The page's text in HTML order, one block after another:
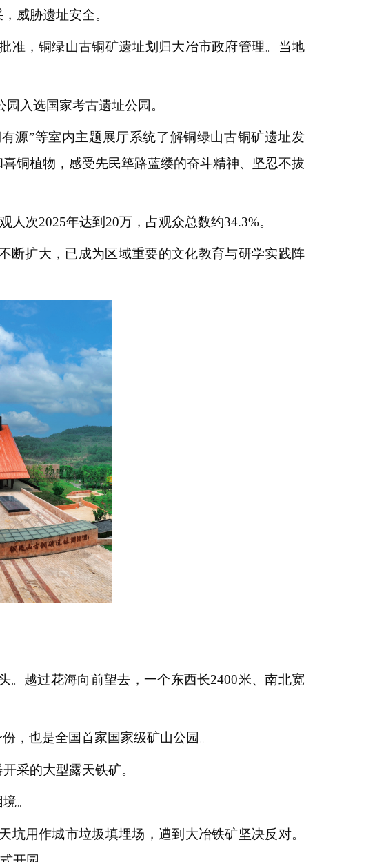
威胁遗址安全。
准，铜绿山古铜矿遗址划归大冶市政府管理。当地
入选国家考古遗址公园。
源”等室内主题展厅系统了解铜绿山古铜矿遗址发
铜植物，感受先民筚路蓝缕的奋斗精神、坚忍不拔
次2025年达到20万，占观众总数约34.3%。
断扩大，已成为区域重要的文化教育与研学实践阵
越过花海向前望去，一个东西长2400米、南北宽
，也是全国首家国家级矿山公园。
采的大型露天铁矿。
。
用作城市垃圾填埋场，遭到大冶铁矿坚决反对。